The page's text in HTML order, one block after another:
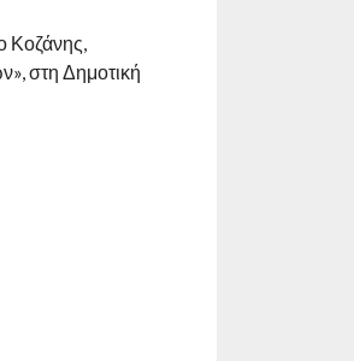
Κοζάνης,
στη Δημοτική